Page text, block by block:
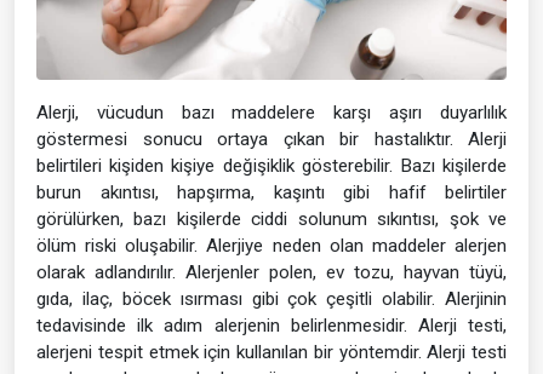
Alerji, vücudun bazı maddelere karşı aşırı duyarlılık
göstermesi sonucu ortaya çıkan bir hastalıktır. Alerji
belirtileri kişiden kişiye değişiklik gösterebilir. Bazı kişilerde
burun akıntısı, hapşırma, kaşıntı gibi hafif belirtiler
görülürken, bazı kişilerde ciddi solunum sıkıntısı, şok ve
ölüm riski oluşabilir. Alerjiye neden olan maddeler alerjen
olarak adlandırılır. Alerjenler polen, ev tozu, hayvan tüyü,
gıda, ilaç, böcek ısırması gibi çok çeşitli olabilir. Alerjinin
tedavisinde ilk adım alerjenin belirlenmesidir. Alerji testi,
alerjeni tespit etmek için kullanılan bir yöntemdir. Alerji testi